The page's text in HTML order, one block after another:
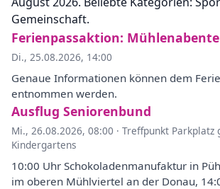
Gemeinschaft.
Ferienpassaktion:
Di., 25.08.2026, 14:00
Genaue Informationen können dem
entnommen werden.
Ausflug Seniorenbund
Mi., 26.08.2026, 08:00 · Treffpunkt Parkplatz
Kindergartens
10:00 Uhr Schokoladenmanufaktur in
im oberen Mühlviertel an der Donau,